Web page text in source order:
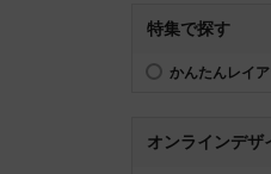
特集で探す
かんたんレイ
オンラインデザ